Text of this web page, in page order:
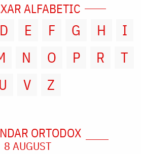
ALFABETIC
D E F G H
I
N O P R
T
U
V Z
ORTODOX
8 AUGUST